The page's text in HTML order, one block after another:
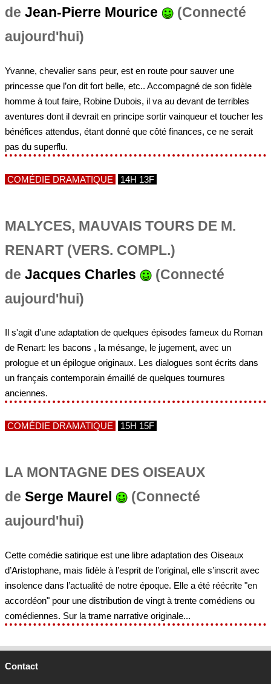
de Jean-Pierre Mourice
(Connecté
aujourd'hui)
Yvanne, chevalier sans peur, est en route pour sauver une
princesse que l’on dit fort belle, etc.. Accompagné de son fidèle
homme à tout faire, Robine Dubois, il va au devant de terribles
aventures dont il devrait en principe sortir vainqueur et toucher les
bénéfices attendus, étant donné que côté finances, ce ne serait
pas du superflu.
COMÉDIE DRAMATIQUE 14H 13F
MALYCES, MAUVAIS TOURS DE M.
RENART (VERS. COMPL.)
de Jacques Charles
(Connecté
aujourd'hui)
Il s'agit d'une adaptation de quelques épisodes fameux du Roman
de Renart: les bacons , la mésange, le jugement, avec un
prologue et un épilogue originaux. Les dialogues sont écrits dans
un français contemporain émaillé de quelques tournures
anciennes.
COMÉDIE DRAMATIQUE 15H 15F
LA MONTAGNE DES OISEAUX
de Serge Maurel
(Connecté
aujourd'hui)
Cette comédie satirique est une libre adaptation des Oiseaux
d’Aristophane, mais fidèle à l’esprit de l’original, elle s’inscrit avec
insolence dans l’actualité de notre époque. Elle a été réécrite "en
accordéon" pour une distribution de vingt à trente comédiens ou
comédiennes. Sur la trame narrative originale...
Contact